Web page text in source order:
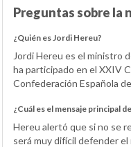
Preguntas sobre la
¿Quién es Jordi Hereu?
Jordi Hereu es el ministro
ha participado en el XXIV
Confederación Española
¿Cuál es el mensaje principal
Hereu alertó que si no se
será muy difícil defender